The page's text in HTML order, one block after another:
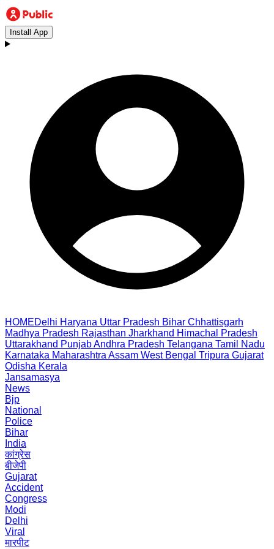
Install App
HOMEDelhi Haryana Uttar Pradesh Bihar Chhattisgarh
Madhya Pradesh Rajasthan Jharkhand Himachal Pradesh
Uttarakhand PunjabAndhra Pradesh Telangana Tamil Nadu
Karnataka Maharashtra Assam West Bengal Tripura Gujarat
Odisha Kerala
Jansamasya
News
Bjp
National
Police
Bihar
India
कांग्रेस
बीजेपी
Gujarat
Accident
Congress
Modi
Delhi
Viral
मारपीट